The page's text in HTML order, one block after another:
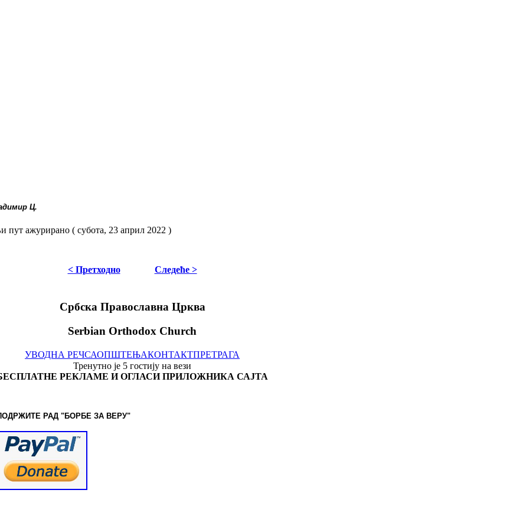
Ц.
пут ажурирано ( субота, 23 април 2022 )
< Претходно
Следеће >
Србска Православна Црква
Serbian Orthodox Church
УВОДНА РЕЧСАОПШТЕЊАКОНТАКТПРЕТРАГА
Тренутно је 5 гостију на вези
РЕКЛАМЕ И ОГЛАСИ ПРИЛОЖНИКА САЈТА
РАД "БОРБЕ ЗА ВЕРУ"